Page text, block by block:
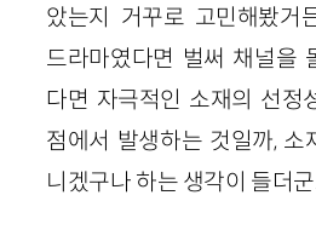
았는지 거꾸로 고민해봤거
드라마였다면 벌써 채널을
다면 자극적인 소재의 선정
점에서 발생하는 것일까, 소
니겠구나 하는 생각이 들더